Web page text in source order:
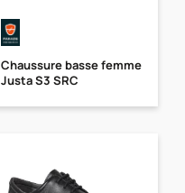
Chaussure basse femme
Justa S3 SRC